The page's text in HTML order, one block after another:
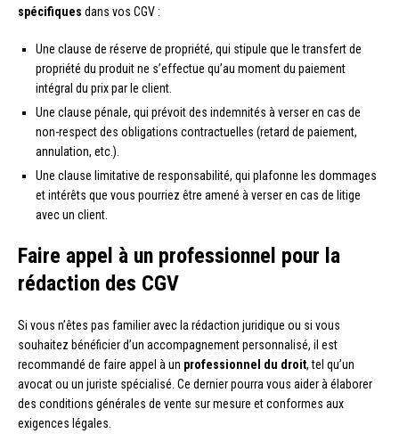
spécifiques dans vos CGV :
Une clause de réserve de propriété, qui stipule que le transfert de
propriété du produit ne s’effectue qu’au moment du paiement
intégral du prix par le client.
Une clause pénale, qui prévoit des indemnités à verser en cas de
non-respect des obligations contractuelles (retard de paiement,
annulation, etc.).
Une clause limitative de responsabilité, qui plafonne les dommages
et intérêts que vous pourriez être amené à verser en cas de litige
avec un client.
Faire appel à un professionnel pour la
rédaction des CGV
Si vous n’êtes pas familier avec la rédaction juridique ou si vous
souhaitez bénéficier d’un accompagnement personnalisé, il est
recommandé de faire appel à un professionnel du droit, tel qu’un
avocat ou un juriste spécialisé. Ce dernier pourra vous aider à élaborer
des conditions générales de vente sur mesure et conformes aux
exigences légales.